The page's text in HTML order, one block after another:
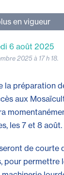
en vigueur
6 août 2025
2025 à 17 h 18.
la préparation
aux
les 7 et 8 août.
de courte
pour permettre